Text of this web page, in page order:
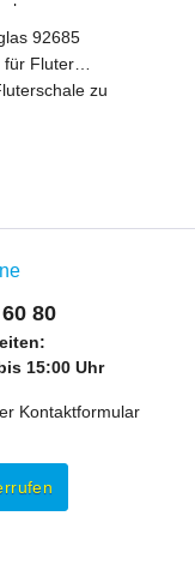
92685
für Fluter
zu
Preis:
80
15:00 Uhr
Kontaktformular